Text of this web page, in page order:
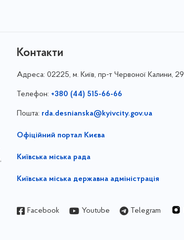
,
Контакти
Адреса: 02225, м. Київ, пр-т Червоної Калини, 29
Телефон: +380 (44) 515-66-66
Пошта: rda.desnianska@kyivcity.gov.ua
Офіційний портал Києва
Київська міська рада
Київська міська державна адміністрація
Facebook Youtube Telegram